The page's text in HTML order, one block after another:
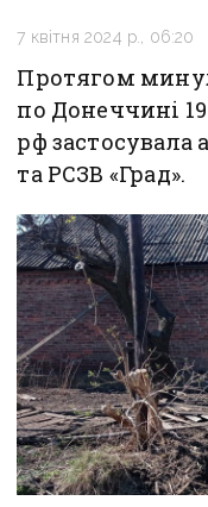
7 квітня 2024 р., 06:20
Протягом
по Донеччині
рф застосувала
та РСЗВ «Град».